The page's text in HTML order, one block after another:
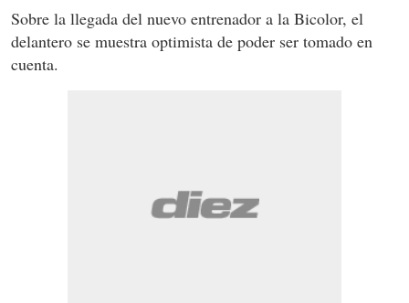
Sobre la llegada del nuevo entrenador a la Bicolor, el
delantero se muestra optimista de poder ser tomado en
cuenta.